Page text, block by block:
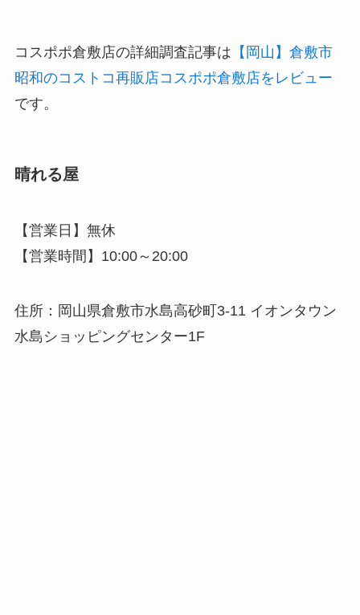
コスポポ倉敷店の詳細調査記事は 【岡山】倉敷市
昭和のコストコ再販店コスポポ倉敷店をレビュー
です。
晴れる屋
【営業日】無休
【営業時間】10:00～20:00
住所：岡山県倉敷市水島高砂町3-11 イオンタウン
水島ショッピングセンター1F